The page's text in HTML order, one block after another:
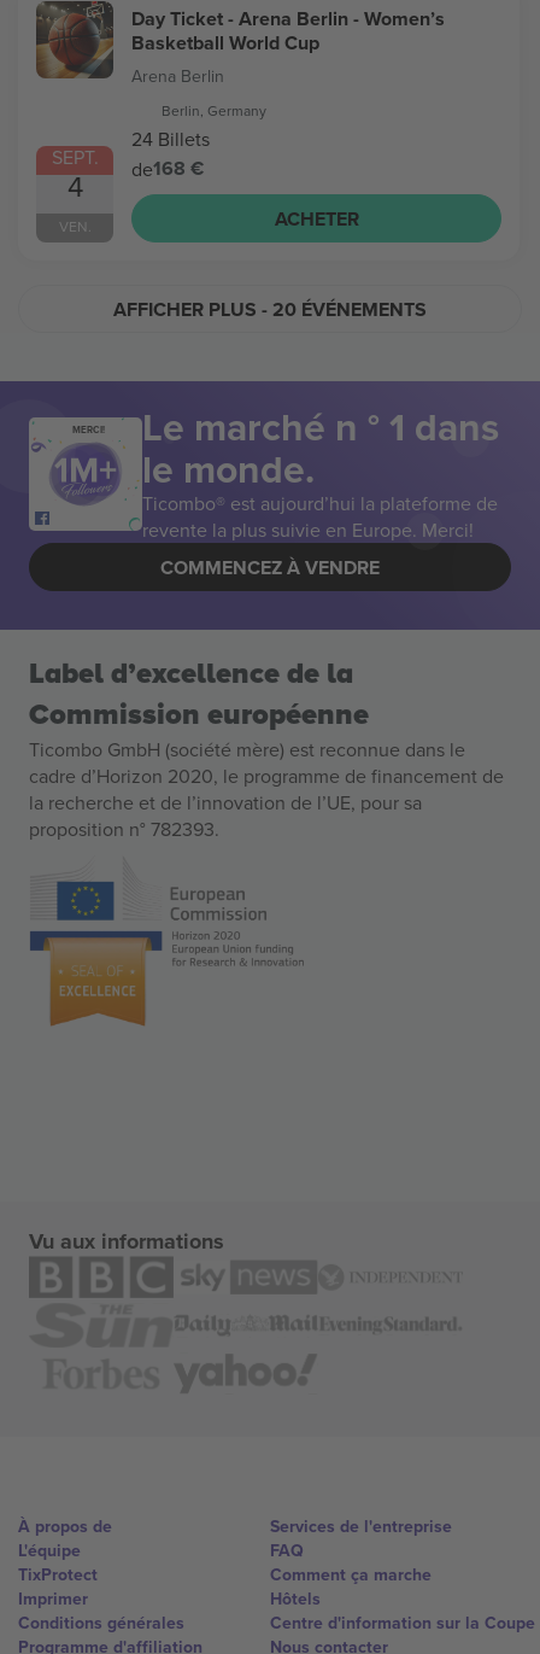
SEPT.
4
VEN.
Day Ticket - Arena Berlin - Women’s
Basketball World Cup
Arena Berlin
Berlin, Germany
24 Billets
de168 €
ACHETER
AFFICHER PLUS - 20 ÉVÉNEMENTS
MERCI! Le marché n ° 1 dans
le monde.
Ticombo® est aujourd’hui la plateforme de
revente la plus suivie en Europe. Merci!
COMMENCEZ À VENDRE
Label d’excellence de la
Commission européenne
Ticombo GmbH (société mère) est reconnue dans le
cadre d’Horizon 2020, le programme de financement de
la recherche et de l’innovation de l’UE, pour sa
proposition n° 782393.
Vu aux informations
À propos de
L'équipe
TixProtect
Imprimer
Conditions générales
Programme d'affiliation
Services de l'entreprise
FAQ
Comment ça marche
Hôtels
Centre d'information sur la Coupe
Nous contacter